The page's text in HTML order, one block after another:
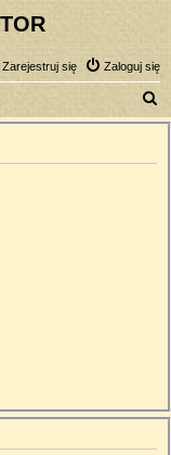
Zaloguj się
Zarejestruj się
z